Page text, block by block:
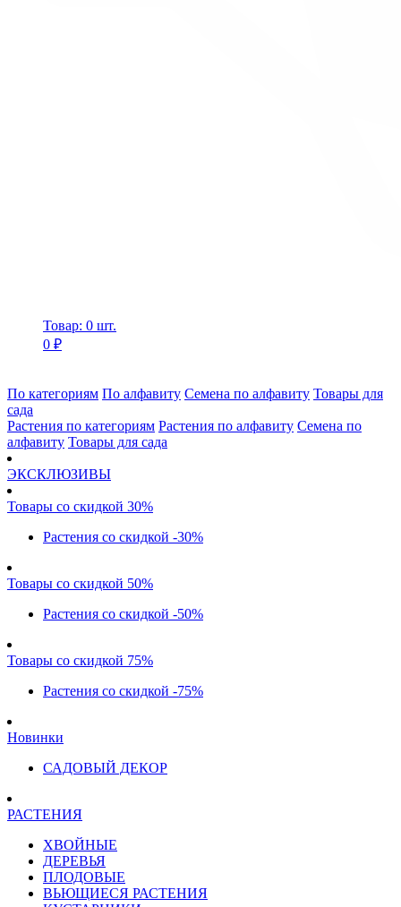
Товар: 0 шт.
0 ₽
По категориям По алфавиту Семена по алфавиту Товары для
сада
Растения по категориям Растения по алфавиту Семена по
алфавиту Товары для сада
ЭКСКЛЮЗИВЫ
Товары со скидкой 30%
Растения со скидкой -30%
Товары со скидкой 50%
Растения со скидкой -50%
Товары со скидкой 75%
Растения со скидкой -75%
Новинки
САДОВЫЙ ДЕКОР
РАСТЕНИЯ
ХВОЙНЫЕ
ДЕРЕВЬЯ
ПЛОДОВЫЕ
ВЬЮЩИЕСЯ РАСТЕНИЯ